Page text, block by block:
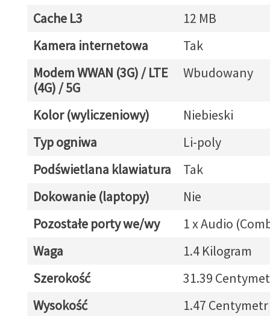
Cache L3
12 MB
Kamera internetowa
Tak
Modem WWAN (3G) / LTE
(4G) / 5G
Wbudowany
Kolor (wyliczeniowy)
Niebieski
Typ ogniwa
Li-poly
Podświetlana klawiatura
Tak
Dokowanie (laptopy)
Nie
Pozostałe porty we/wy
1 x Audio
Waga
1.4 Kilogram
Szerokość
31.39
Wysokość
1.47 Centymetr